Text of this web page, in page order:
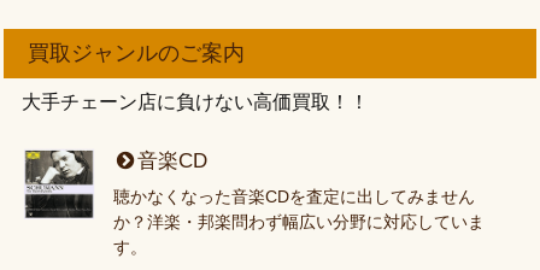
買取ジャンルのご案内
大手チェーン店に負けない高価買取！！
音楽CD
聴かなくなった音楽CDを査定に出してみません
か？洋楽・邦楽問わず幅広い分野に対応していま
す。